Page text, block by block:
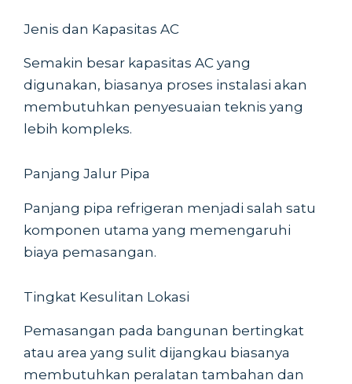
Jenis dan Kapasitas AC
Semakin besar kapasitas AC yang
digunakan, biasanya proses instalasi akan
membutuhkan penyesuaian teknis yang
lebih kompleks.
Panjang Jalur Pipa
Panjang pipa refrigeran menjadi salah satu
komponen utama yang memengaruhi
biaya pemasangan.
Tingkat Kesulitan Lokasi
Pemasangan pada bangunan bertingkat
atau area yang sulit dijangkau biasanya
membutuhkan peralatan tambahan dan